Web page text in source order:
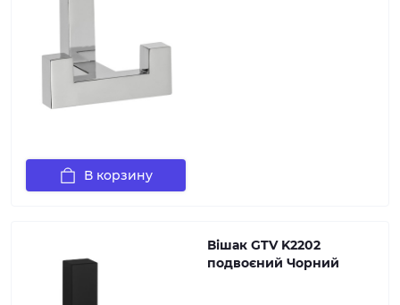
В корзину
Вішак GTV K2202
подвоєний Чорний